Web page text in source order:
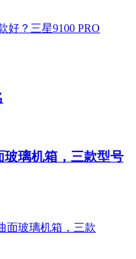
璃机箱，三款型号